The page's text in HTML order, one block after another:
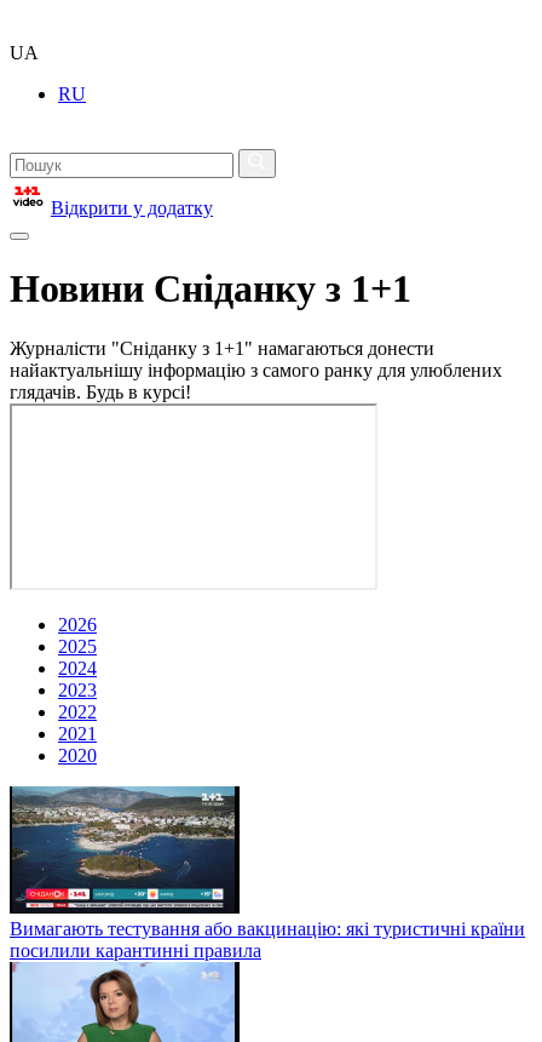
UA
RU
Відкрити у додатку
Новини Сніданку з 1+1
Журналісти "Сніданку з 1+1" намагаються донести
найактуальнішу інформацію з самого ранку для улюблених
глядачів. Будь в курсі!
2026
2025
2024
2023
2022
2021
2020
Вимагають тестування або вакцинацію: які туристичні країни
посилили карантинні правила